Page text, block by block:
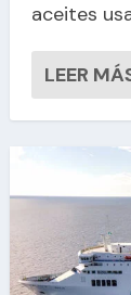
aceites
LEER